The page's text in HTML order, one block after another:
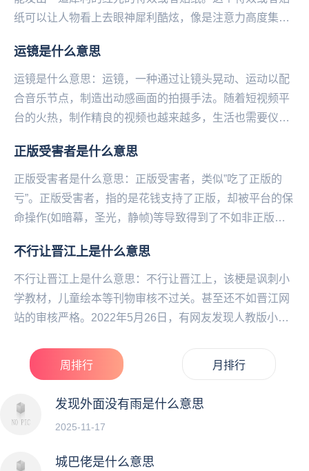
纸可以让人物看上去眼神犀利酷炫，像是注意力高度集中
特...
运镜是什么意思
运镜是什么意思：运镜，一种通过让镜头晃动、运动以配
合音乐节点，制造出动感画面的拍摄手法。随着短视频平
台的火热，制作精良的视频也越来越多，生活也需要仪式
势...
正版受害者是什么意思
正版受害者是什么意思：正版受害者，类似”吃了正版的
亏”。正版受害者，指的是花钱支持了正版，却被平台的保
命操作(如暗幕，圣光，静帧)等导致得到了‌‌‌‌‌‌‌‌‌‌‌‌‌不如非正版的
不行让晋江上是什么意思
不行让晋江上是什么意思：不行让晋江上，该梗是讽刺小
学教材，儿童绘本等刊物审核不过关。甚至还不如晋江网
站的审核严格。2022年5月26日，有网友发现人教版小学
周排行 月排行
发现外面没有雨是什么意思
2025-11-17
城巴佬是什么意思